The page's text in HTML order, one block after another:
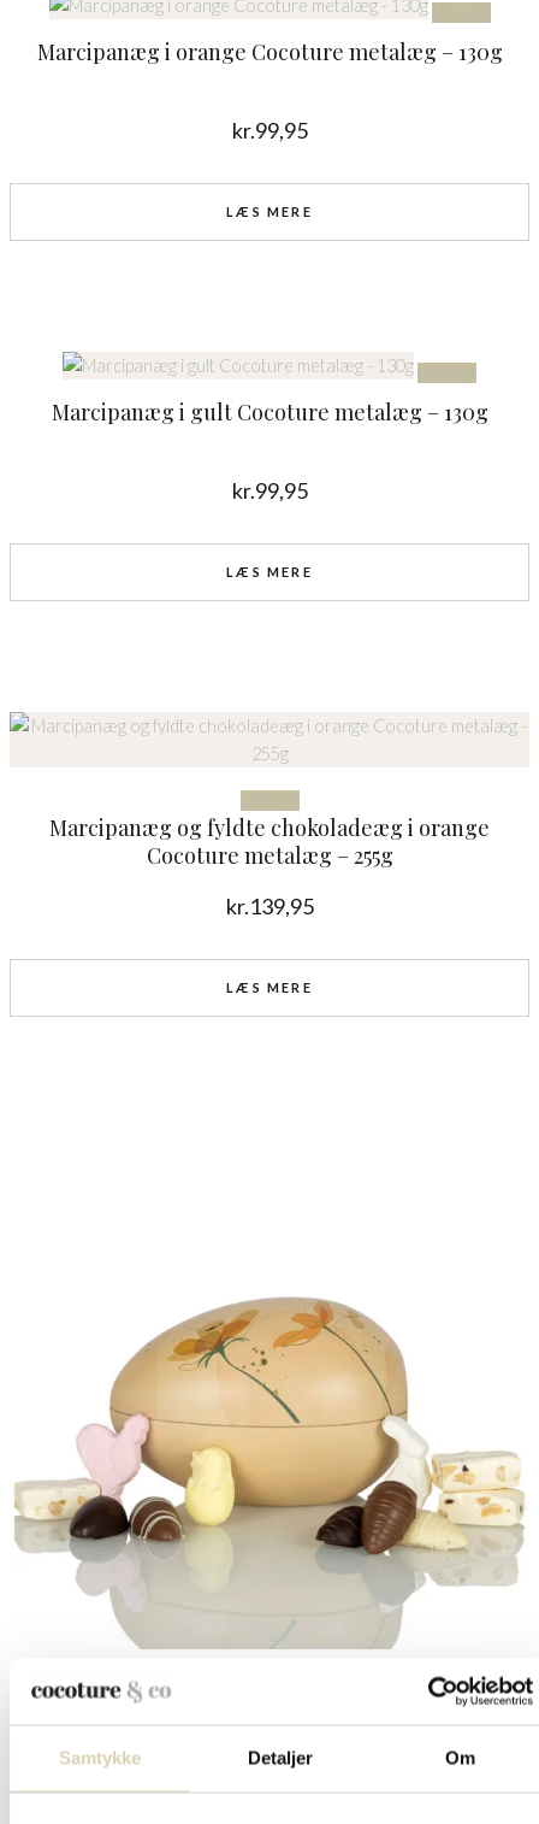
Samtykke Detaljer Om
Udsolgt
Marcipanæg i orange Cocoture metalæg – 130g
kr.99,95
LÆS MERE
Udsolgt
Marcipanæg i gult Cocoture metalæg – 130g
kr.99,95
LÆS MERE
Udsolgt
Marcipanæg og fyldte chokoladeæg i orange
Cocoture metalæg – 255g
kr.139,95
LÆS MERE
Marcipanæg, påskeskum og fransk nougat i